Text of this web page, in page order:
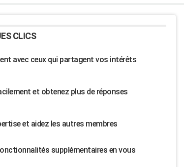
CLICS
avec ceux qui partagent vos intérêts
et obtenez plus de réponses
et aidez les autres membres
supplémentaires en vous